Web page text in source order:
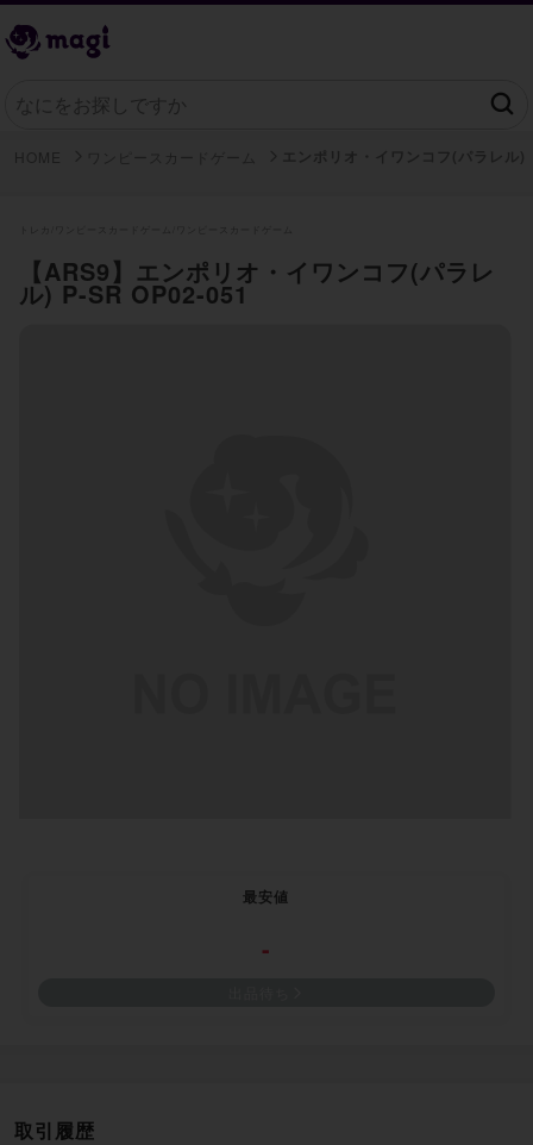
【ARS9】エンポリオ・イワンコフ(パラレ
ル) P-SR OP02-051
最安値
-
取引履歴